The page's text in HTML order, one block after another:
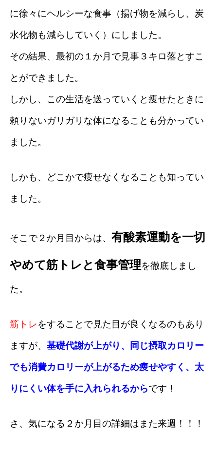
に徐々にヘルシーな食事（揚げ物を減らし、炭
水化物も減らしていく）にしました。
その結果、最初の１か月で見事３キロ落とすこ
とができました。
しかし、この生活を送っていくと痩せたときに
頼りないガリガリな体になることも分かってい
ました。
しかも、どこかで痩せなくなることも知ってい
ました。
そこで２か月目からは、 有酸素運動を一切
やめて筋トレと食事管理を徹底しまし
た。
筋トレをすることで見た目が良くなるのもあり
ますが、 基礎代謝が上がり、 同じ摂取カロリー
でも消費カロリーが上がるため痩せやすく、太
りにくい体を手に入れられるからです！
さ、気になる２か月目の詳細はまた来週！！！